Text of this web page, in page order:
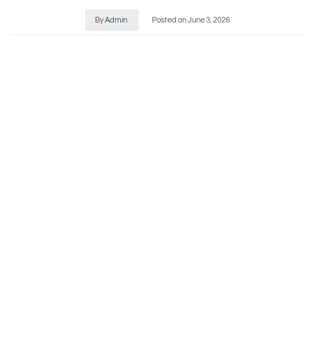
ByAdmin Posted onJune 3, 2026